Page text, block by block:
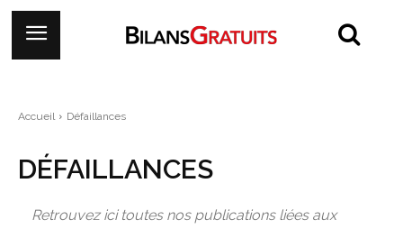
Accueil Défaillances
DÉFAILLANCES
Retrouvez ici toutes nos publications liées aux